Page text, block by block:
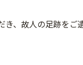
、故人の足跡をご